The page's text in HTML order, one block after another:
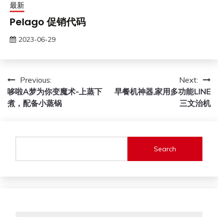
最新
Pelago 促销代码
2023-06-29
Post
navigation
Previous:
哆啦A梦为你变魔术-上蒸下
煮，配备小蒸锅
Next:
早餐机神器,家用多功能LINE
三文治机
Search